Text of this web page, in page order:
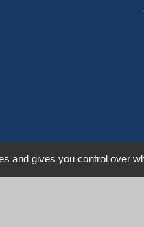
and gives you control over